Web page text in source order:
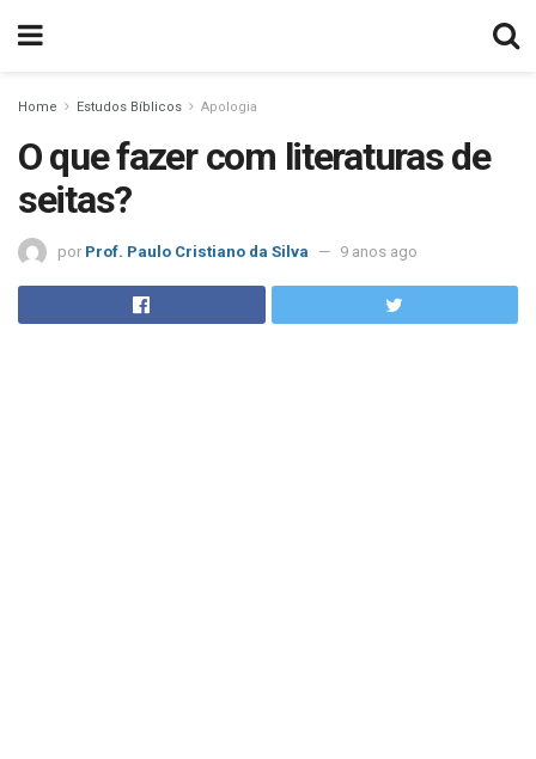
Home Estudos Bíblicos Apologia
O que fazer com literaturas de
seitas?
por Prof. Paulo Cristiano da Silva 9 anos ago